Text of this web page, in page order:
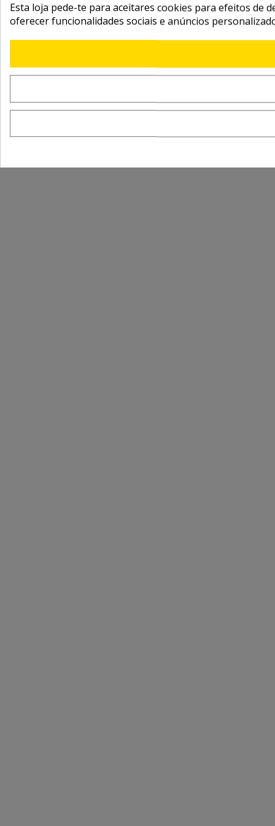
Esta loja pede-te para aceitares cookies para efeitos de
oferecer funcionalidades sociais e anúncios